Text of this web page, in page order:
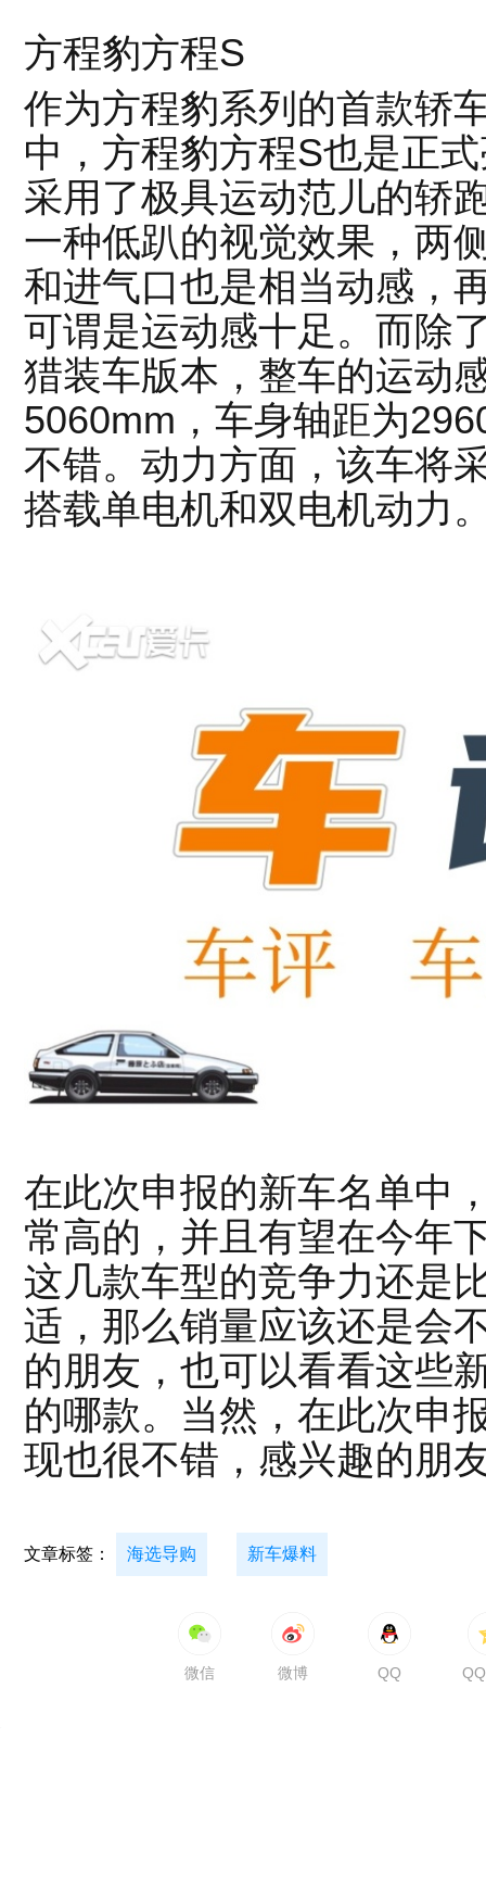
方程豹方程S
作为方程豹系列的首款轿
中，方程豹方程S也是正
采用了极具运动范儿的轿
一种低趴的视觉效果，两
和进气口也是相当动感，
可谓是运动感十足。而除
猎装车版本，整车的运动
5060mm，车身轴距为
不错。动力方面，该车将
搭载单电机和双电机动力
在此次申报的新车名单中
常高的，并且有望在今年
这几款车型的竞争力还是
适，那么销量应该还是会
的朋友，也可以看看这些
的哪款。当然，在此次申
现也很不错，感兴趣的朋
文章标签： 海选导购 新车爆料
微信 微博 QQ